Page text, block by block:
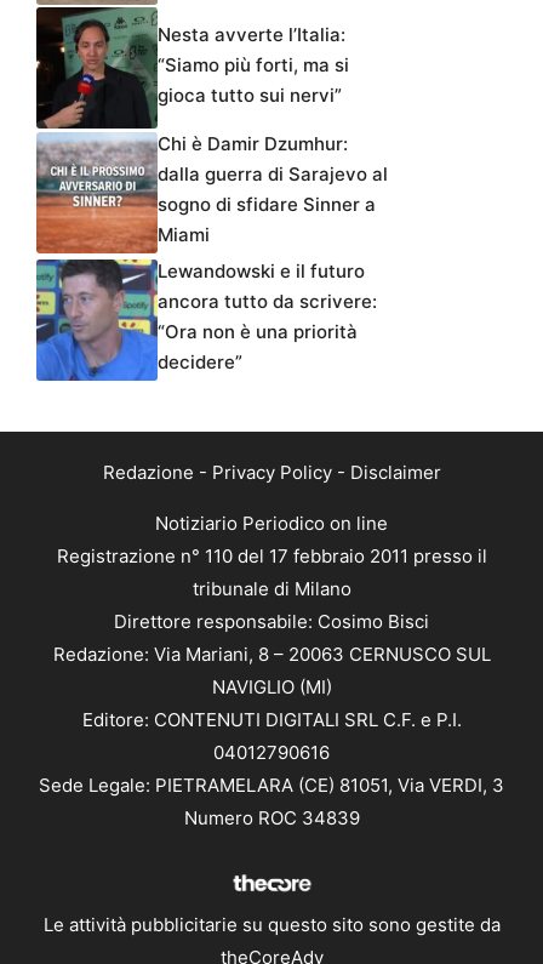
Nesta avverte l’Italia:
“Siamo più forti, ma si
gioca tutto sui nervi”
Chi è Damir Dzumhur:
dalla guerra di Sarajevo al
sogno di sfidare Sinner a
Miami
Lewandowski e il futuro
ancora tutto da scrivere:
“Ora non è una priorità
decidere”
Redazione - Privacy Policy- Disclaimer
Notiziario Periodico on line
Registrazione n° 110 del 17 febbraio 2011 presso il
tribunale di Milano
Direttore responsabile: Cosimo Bisci
Redazione: Via Mariani, 8 – 20063 CERNUSCO SUL
NAVIGLIO (MI)
Editore: CONTENUTI DIGITALI SRL C.F. e P.I.
04012790616
Sede Legale: PIETRAMELARA (CE) 81051, Via VERDI, 3
Numero ROC 34839
Le attività pubblicitarie su questo sito sono gestite da
theCoreAdv